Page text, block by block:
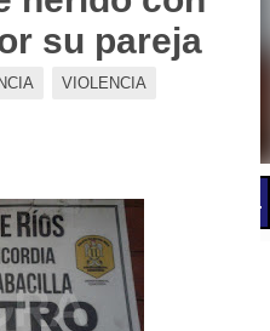
la reunión paritaria con estatales
su pareja
VIOLENCIA